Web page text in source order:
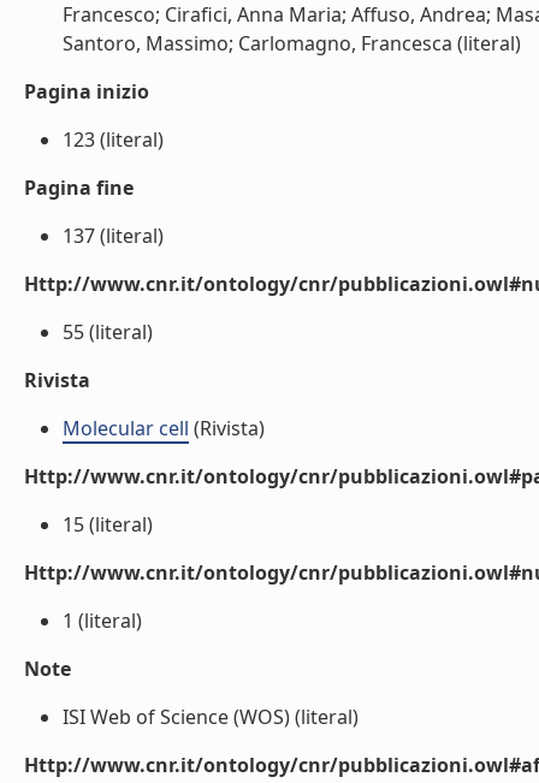
Francesco; Cirafici, Anna Maria; Affuso, Andrea;
Santoro, Massimo; Carlomagno, Francesca (literal)
Pagina inizio
123 (literal)
Pagina fine
137 (literal)
Http://www.cnr.it/ontology/cnr/
55 (literal)
Rivista
Molecular cell (Rivista)
Http://www.cnr.it/ontology/cnr/
15 (literal)
Http://www.cnr.it/ontology/cnr/
1 (literal)
Note
ISI Web of Science (WOS) (literal)
Http://www.cnr.it/ontology/cnr/